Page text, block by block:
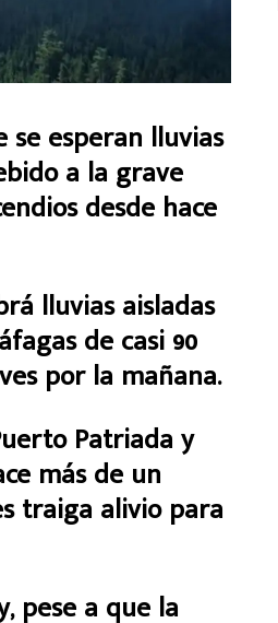
se esperan lluvias
a la grave
desde hace
lluvias aisladas
de casi 90
por la mañana.
Patriada y
más de un
traiga alivio para
pese a que la